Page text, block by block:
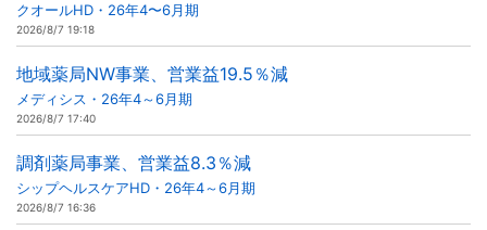
クオールHD・26年4〜6月期
2026/8/7 19:18
地域薬局NW事業、営業益19.5％減
メディシス・26年4～6月期
2026/8/7 17:40
調剤薬局事業、営業益8.3％減
シップヘルスケアHD・26年4～6月期
2026/8/7 16:36